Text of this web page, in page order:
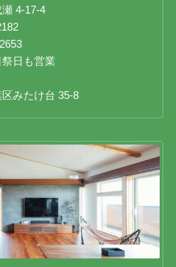
瀬 4-17-4
も営業
区みたけ台 35-8